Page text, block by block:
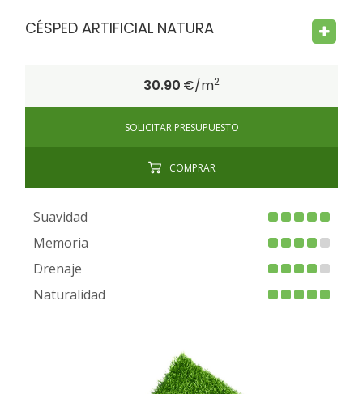
CÉSPED ARTIFICIAL NATURA
30.90 €/m2
SOLICITAR PRESUPUESTO
COMPRAR
Suavidad
Memoria
Drenaje
Naturalidad